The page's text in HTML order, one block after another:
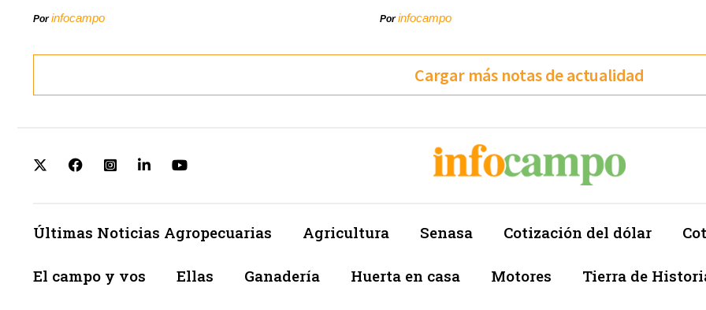
Porinfocampo Porinfocampo
Cargar más notas de actualidad
Últimas Noticias Agropecuarias Agricultura Senasa Cotización del dólar
El campo y vos Ellas Ganadería Huerta en casa Motores Tierra de